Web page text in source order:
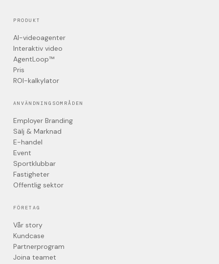
PRODUKT
AI-videoagenter
Interaktiv video
AgentLoop™
Pris
ROI-kalkylator
ANVÄNDNINGSOMRÅDEN
Employer Branding
Sälj & Marknad
E-handel
Event
Sportklubbar
Fastigheter
Offentlig sektor
FÖRETAG
Vår story
Kundcase
Partnerprogram
Joina teamet